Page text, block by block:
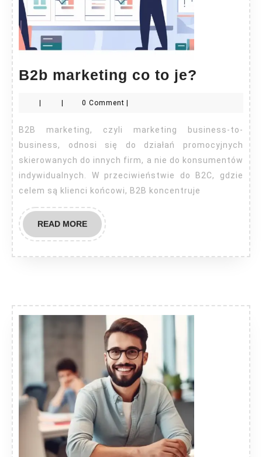
B2b marketing co to je?
to
je?
| | 0 Comment |
B2B marketing, czyli marketing business-to-
business, odnosi się do działań promocyjnych
skierowanych do innych firm, a nie do konsumentów
indywidualnych. W przeciwieństwie do B2C, gdzie
celem są klienci końcowi, B2B koncentruje
READ MOREREAD
MORE